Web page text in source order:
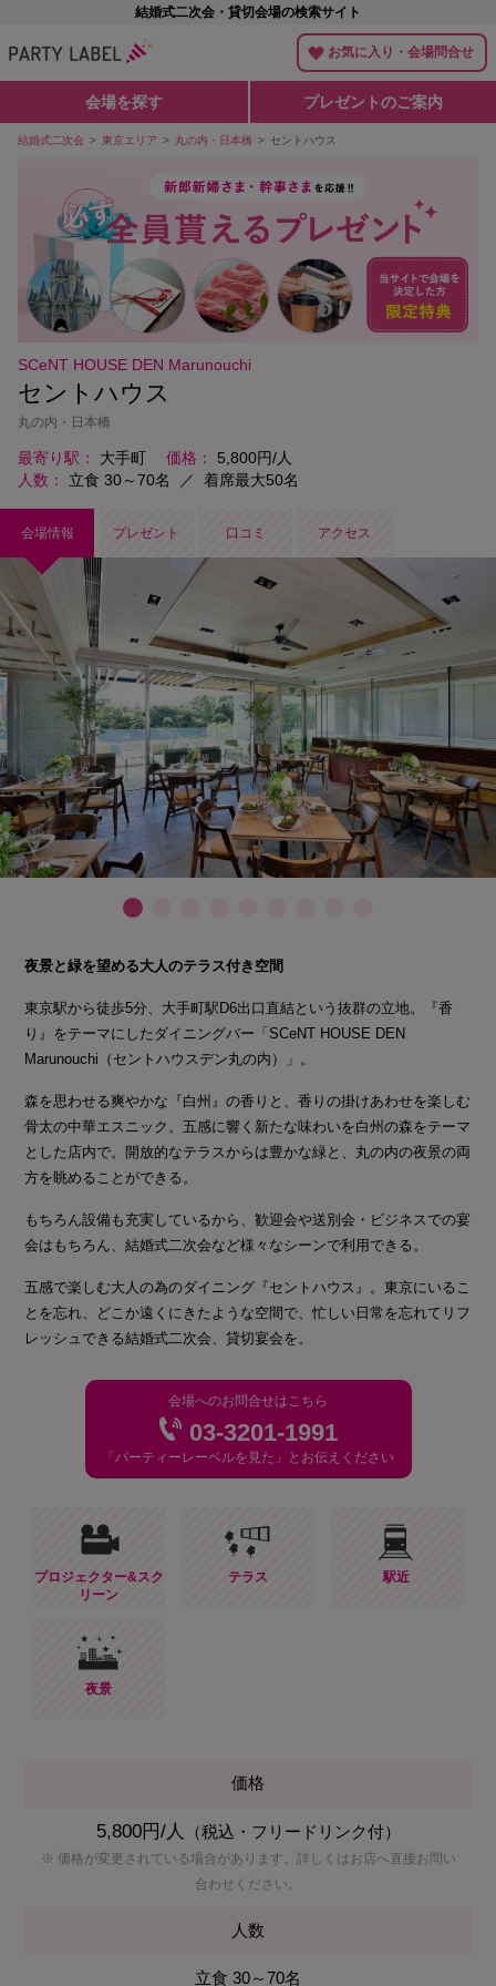
結婚式二次会・貸切会場の検索サイト
お気に入り・会場問合せ
会場を探す プレゼントのご案内
結婚式二次会 東京エリア 丸の内・日本橋 セントハウス
SCeNT HOUSE DEN Marunouchi
セントハウス
丸の内・日本橋
最寄り駅 大手町 価格
5,800円/人
人数
立食 30～70名 ／ 着席最大50名
会場情報 プレゼント 口コミ アクセス
夜景と緑を望める大人のテラス付き空間
東京駅から徒歩5分、大手町駅D6出口直結という抜群の立地。『香
り』をテーマにしたダイニングバー「SCeNT HOUSE DEN
Marunouchi（セントハウスデン丸の内）」。
森を思わせる爽やかな『白州』の香りと、香りの掛けあわせを楽しむ
骨太の中華エスニック。五感に響く新たな味わいを白州の森をテーマ
とした店内で。開放的なテラスからは豊かな緑と、丸の内の夜景の両
方を眺めることができる。
もちろん設備も充実しているから、歓迎会や送別会・ビジネスでの宴
会はもちろん、結婚式二次会など様々なシーンで利用できる。
五感で楽しむ大人の為のダイニング『セントハウス』。東京にいるこ
とを忘れ、どこか遠くにきたような空間で、忙しい日常を忘れてリフ
レッシュできる結婚式二次会、貸切宴会を。
会場へのお問合せはこちら
03-3201-1991
「パーティーレーベルを見た」とお伝えください
プロジェクター&スク
リーン
テラス 駅近
夜景
価格
5,800円/人 （税込・フリードリンク付）
※ 価格が変更されている場合があります。詳しくはお店へ直接お問い
合わせください。
人数
立食 30～70名